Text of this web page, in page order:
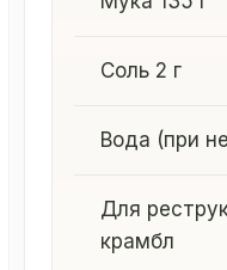
Соль 2 г
Вода (при
Для
крамбл